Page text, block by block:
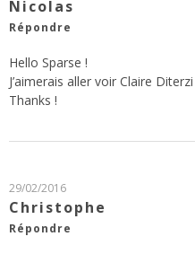
Nicolas
Répondre
Hello Sparse !
J’aimerais aller voir Claire
Thanks !
29/02/2016
Christophe
Répondre